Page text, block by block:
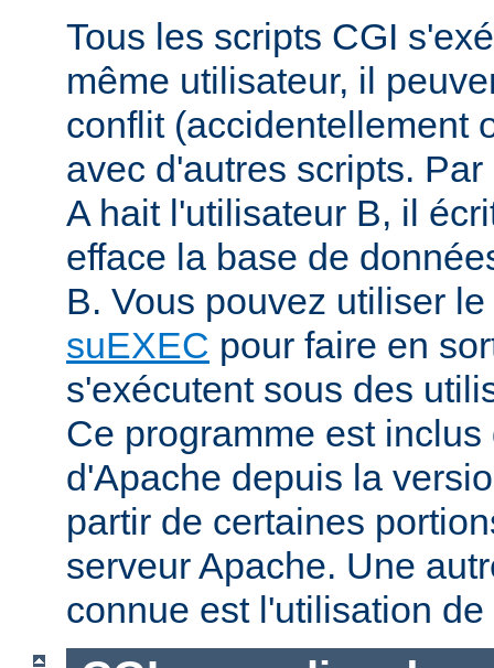
Tous les scripts CGI
même utilisateur, il
conflit (accidentellement
avec d'autres scripts.
A hait l'utilisateur B, il
efface la base de
B. Vous pouvez utiliser
suEXEC pour faire en
s'exécutent sous des
Ce programme est
d'Apache depuis la
partir de certaines
serveur Apache. Une
connue est l'utilisation de